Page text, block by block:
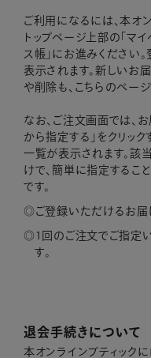
ご利用になるには、本オ
トップページ上部の「マイ
ス帳」にお進みください
表示されます。新しいお
や削除も、こちらのページ
なお、ご注文画面では、
から指定する」をクリッ
一覧が表示されます。該
けで、簡単に指定するこ
です。
ご登録いただけるお届
1回のご注文でご指定
す。
退会手続きについて
本オンラインブティック